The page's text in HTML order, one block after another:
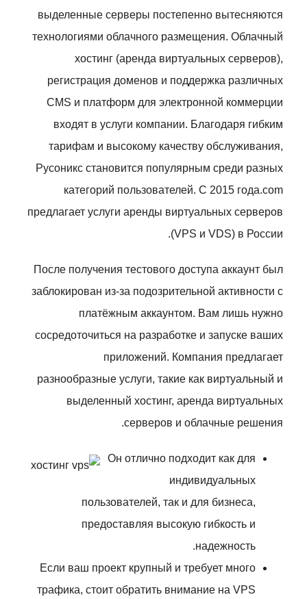
выделенные серверы постепенно вытесняются
технологиями облачного размещения. Облачный
хостинг (аренда виртуальных серверов),
регистрация доменов и поддержка различных
CMS и платформ для электронной коммерции
входят в услуги компании. Благодаря гибким
тарифам и высокому качеству обслуживания,
Русоникс становится популярным среди разных
категорий пользователей. С 2015 года.com
предлагает услуги аренды виртуальных серверов
(VPS и VDS) в России.
После получения тестового доступа аккаунт был
заблокирован из-за подозрительной активности с
платёжным аккаунтом. Вам лишь нужно
сосредоточиться на разработке и запуске ваших
приложений. Компания предлагает
разнообразные услуги, такие как виртуальный и
выделенный хостинг, аренда виртуальных
серверов и облачные решения.
Он отлично подходит как для
индивидуальных
пользователей, так и для бизнеса,
предоставляя высокую гибкость и
надежность.
Если ваш проект крупный и требует много
трафика, стоит обратить внимание на VPS